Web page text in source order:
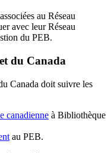
au Réseau
avec leur Réseau
du PEB.
du Canada
Canada doit suivre les
canadienne à Bibliothèque
au PEB.